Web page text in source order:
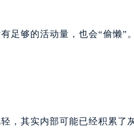
足够的活动量，也会“偷懒”
，其实内部可能已经积累了